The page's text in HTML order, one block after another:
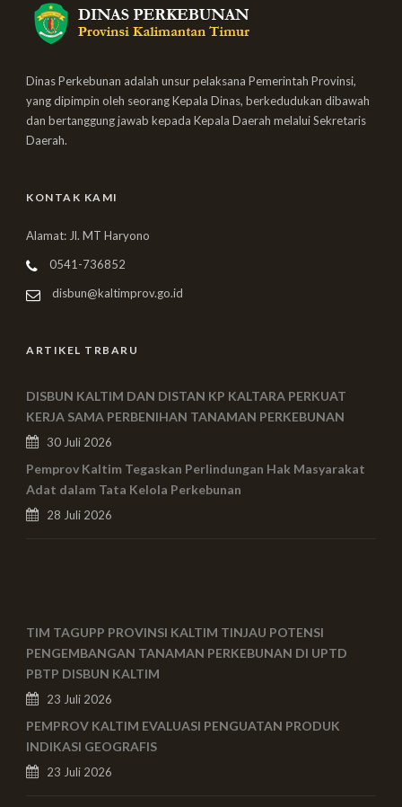
Dinas Perkebunan adalah unsur pelaksana Pemerintah Provinsi,
yang dipimpin oleh seorang Kepala Dinas, berkedudukan dibawah
dan bertanggung jawab kepada Kepala Daerah melalui Sekretaris
Daerah.
KONTAK KAMI
Alamat: Jl. MT Haryono
0541-736852
disbun@kaltimprov.go.id
ARTIKEL TRBARU
DISBUN KALTIM DAN DISTAN KP KALTARA PERKUAT
KERJA SAMA PERBENIHAN TANAMAN PERKEBUNAN
30 Juli 2026
Pemprov Kaltim Tegaskan Perlindungan Hak Masyarakat
Adat dalam Tata Kelola Perkebunan
28 Juli 2026
TIM TAGUPP PROVINSI KALTIM TINJAU POTENSI
PENGEMBANGAN TANAMAN PERKEBUNAN DI UPTD
PBTP DISBUN KALTIM
23 Juli 2026
PEMPROV KALTIM EVALUASI PENGUATAN PRODUK
INDIKASI GEOGRAFIS
23 Juli 2026